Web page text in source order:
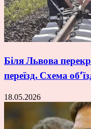
Біля Львова
переїзд. Схема
18.05.2026